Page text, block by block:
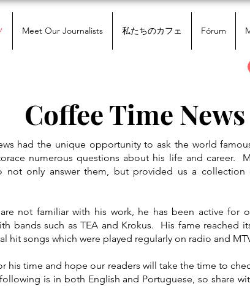
Meet Our Journalists 私たちのカフェ Fórum
Coffee Time News
had the unique opportunity to ask the world
numerous questions about his life and career.
not only answer them, but provided us a collection
not familiar with his work, he has been active for
bands such as TEA and Krokus. His fame reached
hit songs which were played regularly on radio and
his time and hope our readers will take the time to
is in both English and Portuguese, so share